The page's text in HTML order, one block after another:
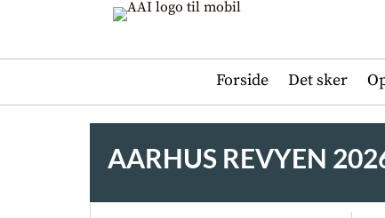
Forside Det sker
AARHUS REVYEN